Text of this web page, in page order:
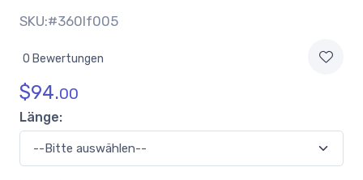
SKU:#360lf005
0 Bewertungen
$94.00
Länge: